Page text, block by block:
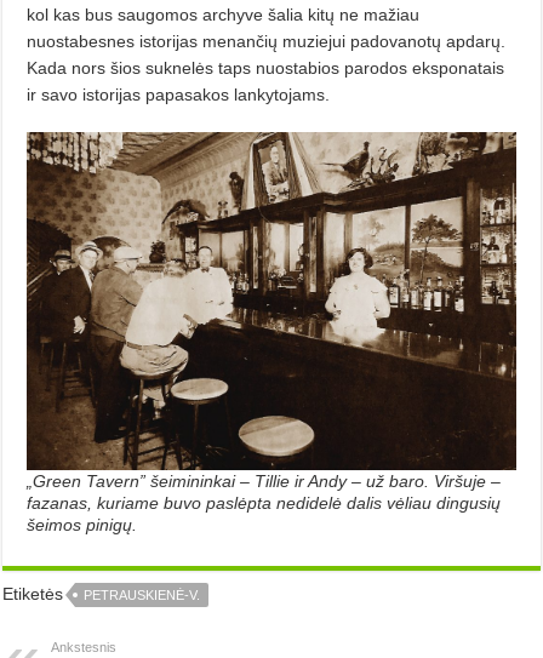
kol kas bus saugomos archyve šalia kitų ne mažiau
nuostabesnes istorijas menančių muziejui padovanotų apdarų.
Kada nors šios suknelės taps nuostabios parodos eksponatais
ir savo istorijas papasakos lankytojams.
„Green Tavern” šeimininkai – Tillie ir Andy – už baro. Viršuje –
fazanas, kuriame buvo paslėpta nedidelė dalis vėliau dingusių
šeimos pinigų.
Etiketės PETRAUSKIENĖ-V.
Ankstesnis